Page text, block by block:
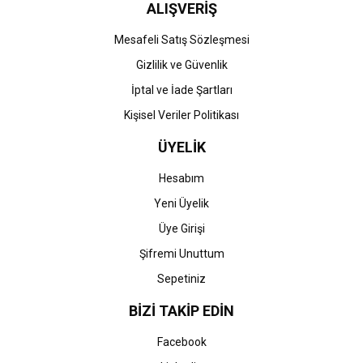
ALIŞVERİŞ
Mesafeli Satış Sözleşmesi
Gizlilik ve Güvenlik
İptal ve İade Şartları
Kişisel Veriler Politikası
ÜYELİK
Hesabım
Yeni Üyelik
Üye Girişi
Şifremi Unuttum
Sepetiniz
BİZİ TAKİP EDİN
Facebook